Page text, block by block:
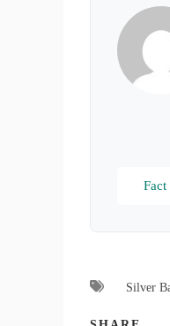
Silver